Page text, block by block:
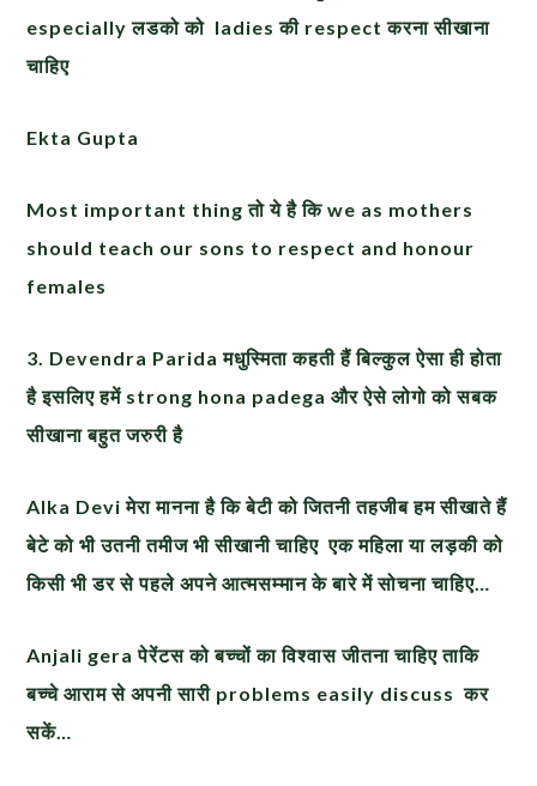
especially लडको को ladies की respect करना सीखाना
चाहिए
Ekta Gupta
Most important thing तो ये है कि we as mothers
should teach our sons to respect and honour
females
3. Devendra Parida मधुस्मिता कहती हैं बिल्कुल ऐसा ही होता
है इसलिए हमें strong hona padega और ऐसे लोगो को सबक
सीखाना बहुत जरुरी है
Alka Devi मेरा मानना है कि बेटी को जितनी तहजीब हम सीखाते हैं
बेटे को भी उतनी तमीज भी सीखानी चाहिए एक महिला या लड़की को
किसी भी डर से पहले अपने आत्मसम्मान के बारे में सोचना चाहिए…
Anjali gera पेरेंटस को बच्चों का विश्वास जीतना चाहिए ताकि
बच्चे आराम से अपनी सारी problems easily discuss कर
सकें…